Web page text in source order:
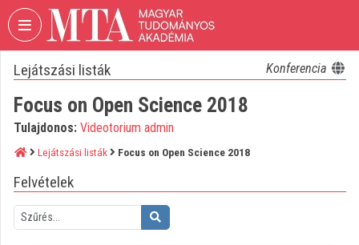
Fejléc kihagyása Menü kihagyása Tartalom kihagyása
VIDEOTORIUM
MAGYAR
TUDOMÁNYOS
AKADÉMIA
Intézményi kezdőlap
Bejelentkezés
Lejátszási listák Konferencia
Focus on Open Science 2018
Tulajdonos: Videotorium admin
Lejátszási listák Focus on Open Science 2018
Felvételek